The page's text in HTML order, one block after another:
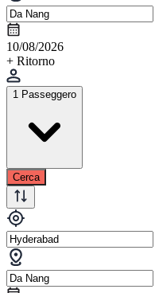
10/08/2026
+ Ritorno
1 Passeggero
Cerca